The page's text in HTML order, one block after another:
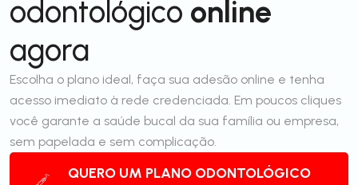
odontológico online
agora
Escolha o plano ideal, faça sua adesão online e tenha
acesso imediato à rede credenciada. Em poucos cliques
você garante a saúde bucal da sua família ou empresa,
sem papelada e sem complicação.
QUERO UM PLANO ODONTOLÓGICO